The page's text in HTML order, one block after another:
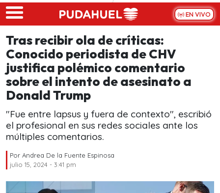
Skip to main content
EN VIVO
Tras recibir ola de críticas:
Conocido periodista de CHV
justifica polémico comentario
sobre el intento de asesinato a
Donald Trump
"Fue entre lapsus y fuera de contexto", escribió
el profesional en sus redes sociales ante los
múltiples comentarios.
Por Andrea De la Fuente Espinosa
julio 15, 2024 - 3:41 pm